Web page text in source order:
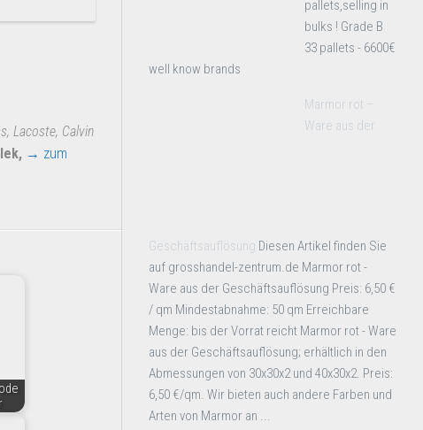
Lacoste, Calvin
→ zum
pallets,selling in
bulks ! Grade B
33 pallets - 6600€
well know brands
Marmor rot –
Ware aus der
Geschäftsauflösung Diesen Artikel finden Sie
auf grosshandel-zentrum.de Marmor rot -
Ware aus der Geschäftsauflösung Preis: 6,50 €
/ qm Mindestabnahme: 50 qm Erreichbare
Menge: bis der Vorrat reicht Marmor rot - Ware
aus der Geschäftsauflösung; erhältlich in den
Abmessungen von 30x30x2 und 40x30x2. Preis:
6,50 €/qm. Wir bieten auch andere Farben und
Arten von Marmor an ...